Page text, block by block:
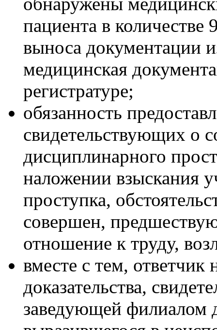
пациента в
выноса документации
медицинская
регистратуре;
обязанность
свидетельствующих о
дисциплинарного
наложении взыскания
проступка,
совершен,
отношение к труду,
вместе с тем, ответчик
доказательства,
заведующей филиалом